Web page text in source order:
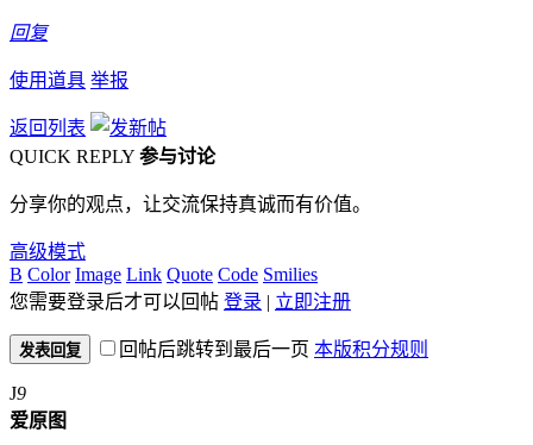
回复
使用道具 举报
返回列表
QUICK REPLY 参与讨论
分享你的观点，让交流保持真诚而有价值。
高级模式
B Color Image Link Quote Code Smilies
您需要登录后才可以回帖 登录 | 立即注册
发表回复 回帖后跳转到最后一页 本版积分规则
J9
爱原图